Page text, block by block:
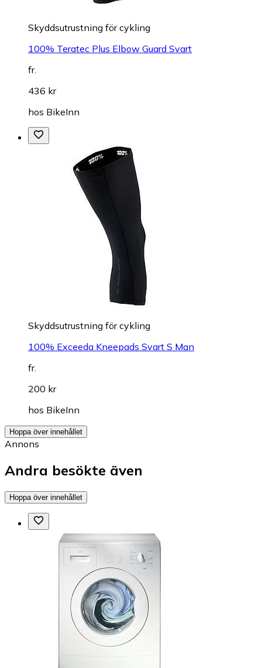
Skyddsutrustning för cykling
100% Teratec Plus Elbow Guard Svart
fr.
436 kr
hos BikeInn
Skyddsutrustning för cykling
100% Exceeda Kneepads Svart S Man
fr.
200 kr
hos BikeInn
Hoppa över innehållet
Annons
Andra besökte även
Hoppa över innehållet